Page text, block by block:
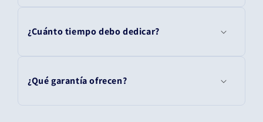
¿Cuánto tiempo debo dedicar?
¿Qué garantía ofrecen?